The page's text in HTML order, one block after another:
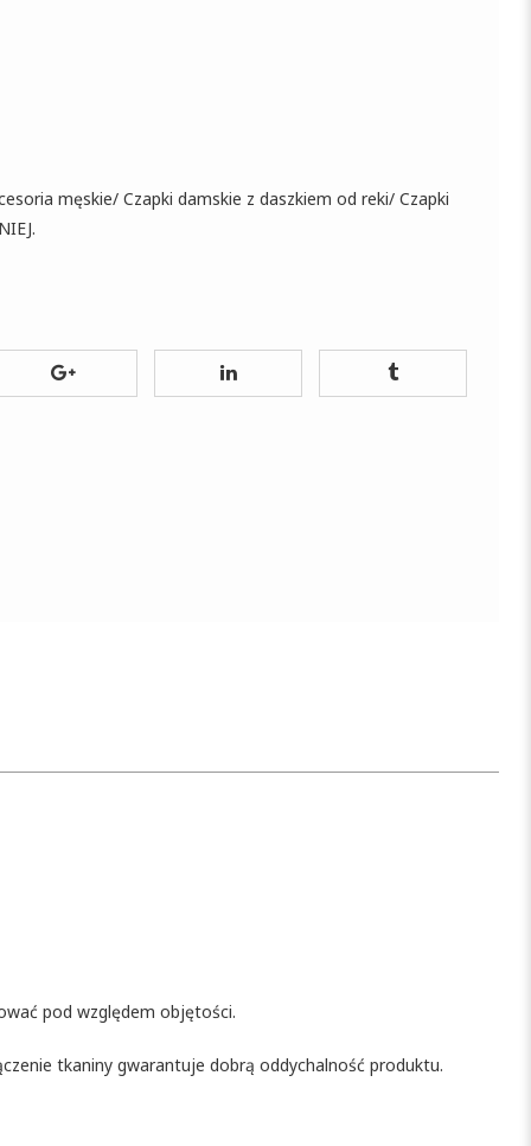
męskie/ Czapki damskie z daszkiem od reki/ Czapki
.
pod względem objętości.
tkaniny gwarantuje dobrą oddychalność produktu.